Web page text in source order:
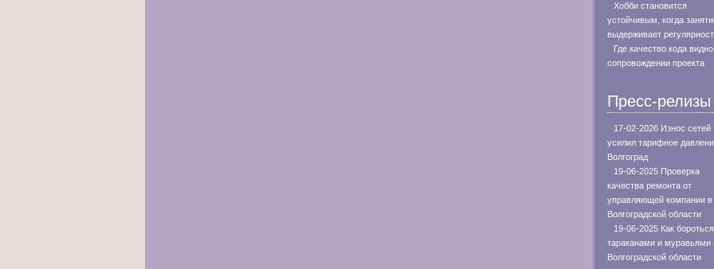
Хобби становится
устойчивым, когда
выдерживает
Где качество кода
сопровождении проекта
Пресс-релизы
17-02-2026 Износ сетей
усилил тарифное
Волгоград
19-06-2025 Проверка
качества ремонта от
управляющей компании в
Волгоградской области
19-06-2025 Как
тараканами и муравьями
Волгоградской области